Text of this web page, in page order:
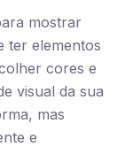
mostrar
ter elementos
cores e
visual da sua
mas
e